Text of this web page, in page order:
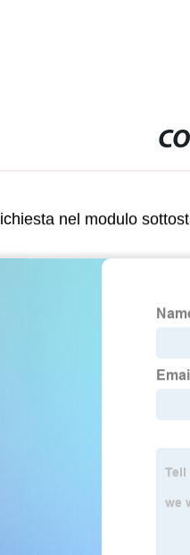
nel modulo